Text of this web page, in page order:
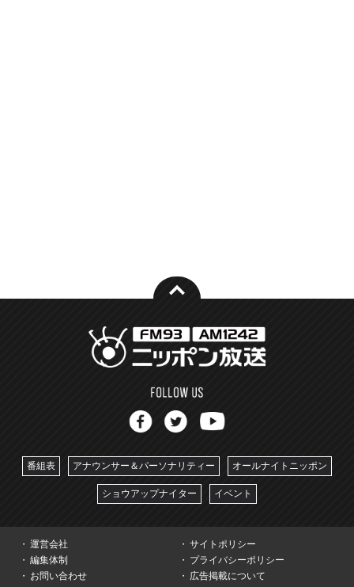
番組表 アナウンサー＆パーソナリティー オールナイトニッポン
ショウアップナイター イベント
運営会社
サイトポリシー
編集体制
プライバシーポリシー
お問い合わせ
広告掲載について